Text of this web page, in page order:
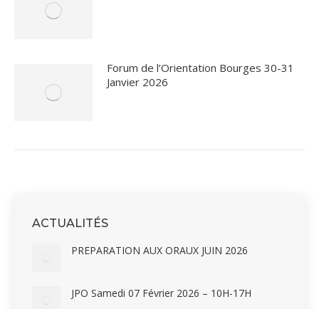
Forum de l’Orientation Bourges 30-31
Janvier 2026
ACTUALITÉS
PREPARATION AUX ORAUX JUIN 2026
JPO Samedi 07 Février 2026 – 10H-17H